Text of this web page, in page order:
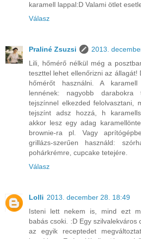
karamell lappal:D Valami ötlet
Válasz
Praliné Zsuzsi
2013.
Lili, hőmérő nélkül még a
teszttel lehet ellenőrizni az állagát!
hőmérőt használni. A
lennének: nagyobb
tejszínnel elkezded felolvasztani,
tejszínt adsz hozzá, h
akkor lesz egy adag
brownie-ra pl. Vagy
grillázs-szerűen használd:
pohárkrémre, cupcake tetejére.
Válasz
Lolli 2013. december 28. 18:49
Isteni lett nekem is, mind ezt
babás csoki. :D Egy szilvalekváros
az egyik receptedet